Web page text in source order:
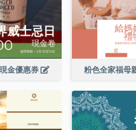
金優惠券 粉色全家福母